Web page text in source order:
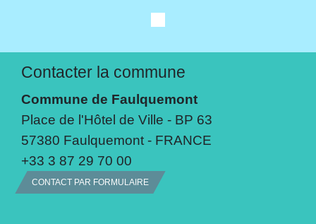
Contacter la commune
Commune de Faulquemont
Place de l'Hôtel de Ville - BP 63
57380 Faulquemont - FRANCE
+33 3 87 29 70 00
CONTACT PAR FORMULAIRE